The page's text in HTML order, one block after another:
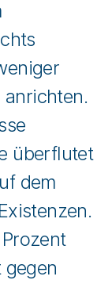
anrichten.
überflutet
dem